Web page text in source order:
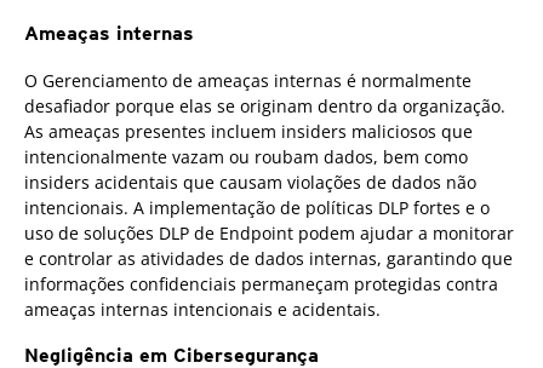
Ameaças internas
O Gerenciamento de ameaças internas é normalmente
desafiador porque elas se originam dentro da organização.
As ameaças presentes incluem insiders maliciosos que
intencionalmente vazam ou roubam dados, bem como
insiders acidentais que causam violações de dados não
intencionais. A implementação de políticas DLP fortes e o
uso de soluções DLP de Endpoint podem ajudar a monitorar
e controlar as atividades de dados internas, garantindo que
informações confidenciais permaneçam protegidas contra
ameaças internas intencionais e acidentais.
Negligência em Cibersegurança